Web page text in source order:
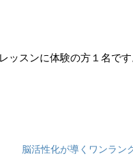
スンに体験の方１名で
脳活性化が導くワンラン